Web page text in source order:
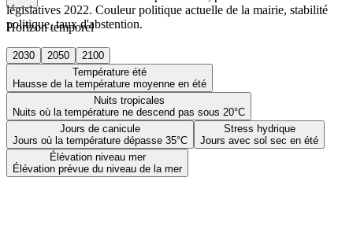
Horizon temporel
2030 2050
2100
Température été
Hausse de la température moyenne en été
Nuits tropicales
Nuits où la température ne descend pas sous 20°C
Jours de canicule
Jours où la température dépasse 35°C
Stress hydrique
Jours avec sol sec en été
Élévation niveau mer
Élévation prévue du niveau de la mer
législatives 2022. Couleur politique actuelle de la mairie, stabilité
politique, taux d'abstention.